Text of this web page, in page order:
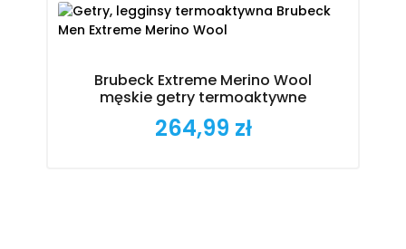
Brubeck Extreme Merino Wool
męskie getry termoaktywne
Cena
264,99 zł